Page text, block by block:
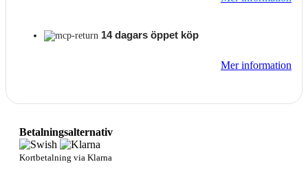
14 dagars öppet köp
Mer information
Betalningsalternativ
Kortbetalning via Klarna